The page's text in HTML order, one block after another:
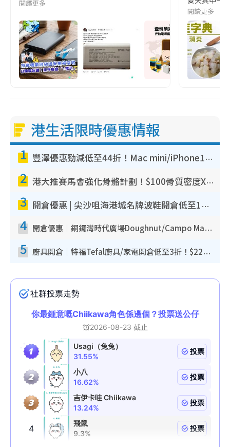
閱讀更多
閱讀更多
港生活限時優惠情報
1 豐澤優惠勁減低至44折！Mac mini/iPhone17Pro大減價！廚房家電$220起
2 港大推賽馬會強化骨骼計劃！$100骨質密度X光檢查 完成免費運動訓練送超市禮券！附參加資格
3 開倉優惠 | 尖沙咀海港城名牌波鞋開倉低至1折！On鞋$899起／Joy&Peace鞋履$98起
4 開倉優惠｜銅鑼灣時代廣場Doughnut/Campo Marzio開倉低至1折！背囊、書包、手袋劈價$200起
5 廚具開倉｜特福Tefal廚具/家電開倉低至3折！$220起買平底鍋/炒鑊/湯煲！電飯煲/吸塵機/燙斗$418起